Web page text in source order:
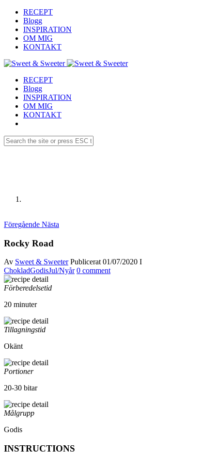
RECEPT
Blogg
INSPIRATION
OM MIG
KONTAKT
RECEPT
Blogg
INSPIRATION
OM MIG
KONTAKT
Föregående Nästa
Rocky Road
Av Sweet & Sweeter Publicerat 01/07/2020 I
ChokladGodisJul/Nyår 0 comment
Förberedelsetid
20 minuter
Tillagningstid
Okänt
Portioner
20-30 bitar
Målgrupp
Godis
INSTRUCTIONS